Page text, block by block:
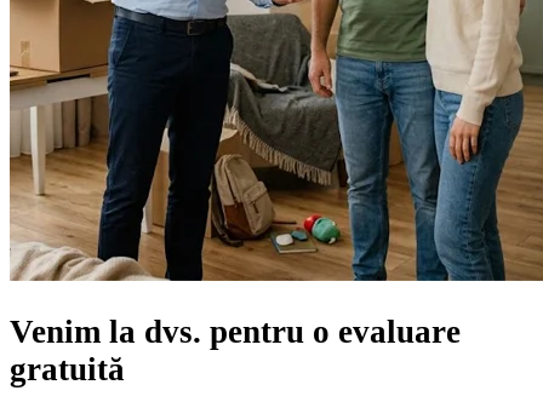
Venim la dvs. pentru o evaluare
gratuită